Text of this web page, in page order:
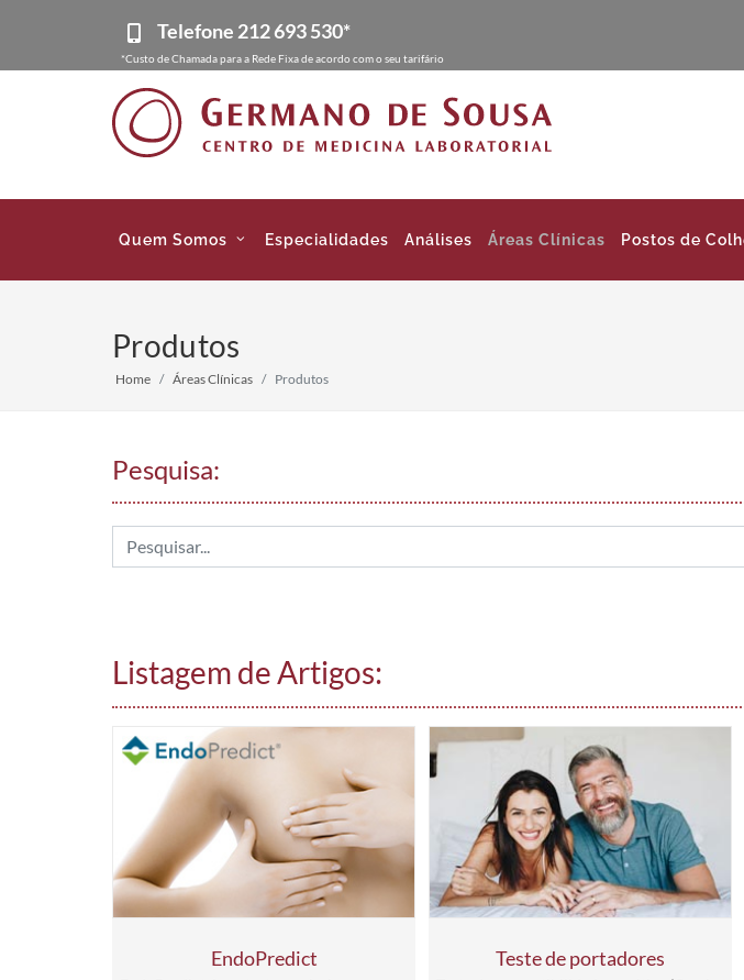
Telefone212 693 530*
*Custo de Chamada para a Rede Fixa de acordo com o seu tarifário
Quem Somos Especialidades Análises Áreas Clínicas Postos de
Produtos
Home Áreas Clínicas Produtos
Pesquisa:
Listagem de Artigos:
EndoPredict Teste de portadores